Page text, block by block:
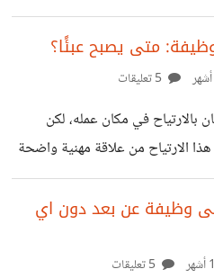
العديد من المشاكل بسبب كوني
فقد اخترت مجالًا لا يعمل
ولا احد يعرف عنه اي شيء،
خبرتهم في المجال او علاقاتهم
متى يصبح عبئًا؟
بالارتياح في مكان عمله، لكن
الارتياح من علاقة مهنية واضحة
عن الذات. فالوظيفة، في أصلها،
جهد مقابل مقابل، مهارة مقابل
أو الانتهاء متى اختلّ توازن
بل في تحميل العمل ما لا
وظيفة عن بعد دون اي